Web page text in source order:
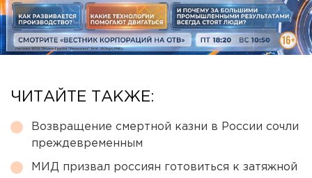
ЧИТАЙТЕ ТАКЖЕ:
Возвращение смертной казни в России сочли
преждевременным
МИД призвал россиян готовиться к затяжной